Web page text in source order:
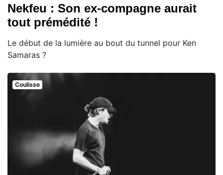
Nekfeu : Son ex-compagne aurait
tout prémédité !
Le début de la lumière au bout du tunnel pour Ken
Samaras ?
Coulisse